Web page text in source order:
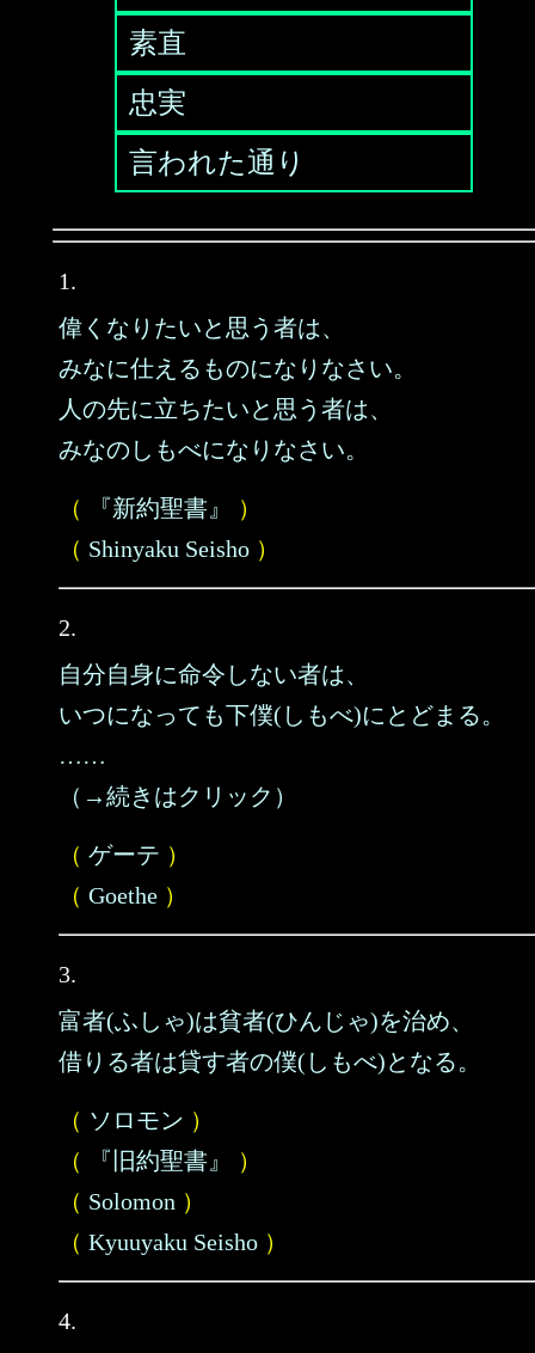
素直
忠実
言われた通り
1.
偉くなりたいと思う者は、
みなに仕えるものになりなさい。
人の先に立ちたいと思う者は、
みなのしもべになりなさい。
（ 『新約聖書』
）
（ Shinyaku Seisho ）
2.
自分自身に命令しない者は、
いつになっても下僕(しもべ)にとどまる。
……
（→続きはクリック）
（ ゲーテ ）
（ Goethe ）
3.
富者(ふしゃ)は貧者(ひんじゃ)を治め、
借りる者は貸す者の僕(しもべ)となる。
（ ソロモン ）
（
『旧約聖書』
）
（ Solomon ）
（ Kyuuyaku Seisho ）
4.